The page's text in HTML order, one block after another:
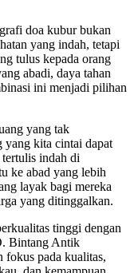
doa kubur bukan
yang indah, tetapi
tulus kepada orang
abadi, daya tahan
ini menjadi pilihan
yang tak
yang kita cintai dapat
indah di
ke abad yang lebih
layak bagi mereka
yang ditinggalkan.
tinggi dengan
Bintang Antik
fokus pada kualitas,